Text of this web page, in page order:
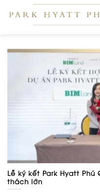
Lễ ký kết Park Hyatt
thách lớn